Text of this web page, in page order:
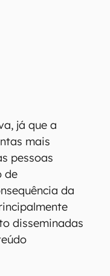
já que a
mais
pessoas
de
da
disseminadas